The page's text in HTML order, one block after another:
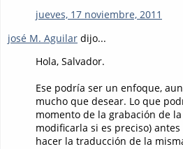
jueves, 17 noviembre, 2011
josé M. Aguilar dijo...
Hola, Salvador.
Ese podría ser un enfoque,
mucho que desear. Lo que
momento de la grabación de
modificarla si es preciso)
hacer la traducción de la